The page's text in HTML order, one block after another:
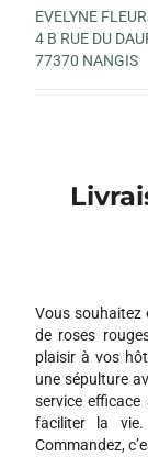
EVELYNE
4 B RUE DU
77370 NANGIS
Vous souhaitez
de roses
plaisir à vos
une sépulture
service
faciliter la
Commandez,